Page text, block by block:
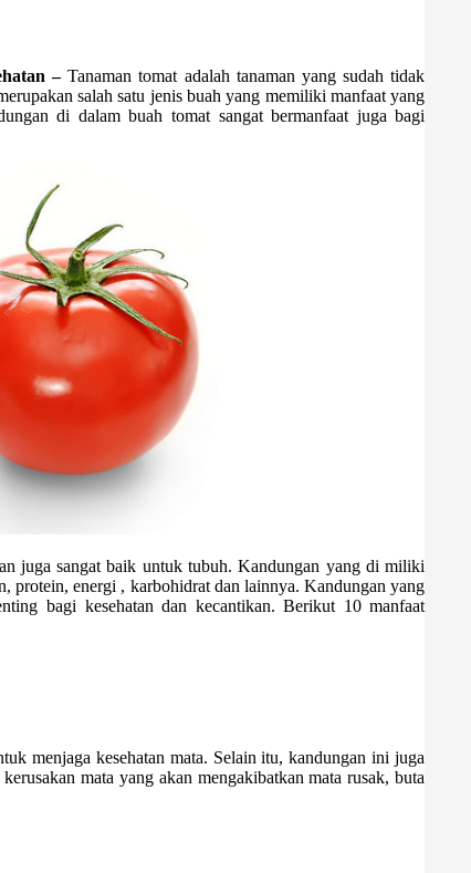
–Tanaman tomat adalah tanaman yang sudah tidak
salah satu jenis buah yang memiliki manfaat yang
di dalam buah tomat sangat bermanfaat juga bagi
juga sangat baik untuk tubuh. Kandungan yang di miliki
protein, energi , karbohidrat dan lainnya. Kandungan yang
bagi kesehatan dan kecantikan. Berikut 10 manfaat
menjaga kesehatan mata. Selain itu, kandungan ini juga
mata yang akan mengakibatkan mata rusak, buta